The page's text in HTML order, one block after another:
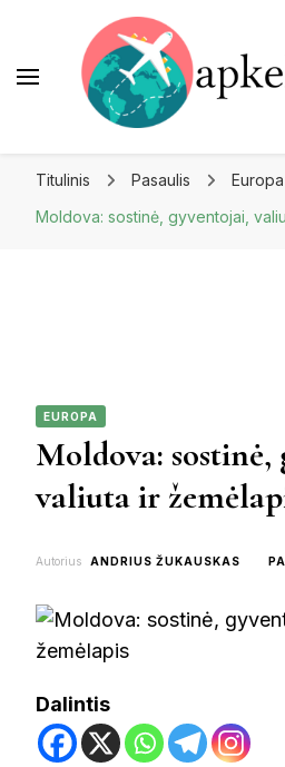
Titulinis Pasaulis
Europa
Moldova: sostinė, gyventojai,
EUROPA
Moldova:
valiuta ir
Autorius ANDRIUS ŽUKAUSKAS
Dalintis